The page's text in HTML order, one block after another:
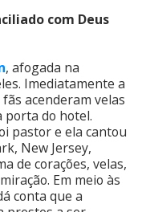
com Deus
, afogada na
Imediatamente a
acenderam velas
porta do hotel.
pastor e ela cantou
New Jersey,
de corações, velas,
Em meio às
conta que a